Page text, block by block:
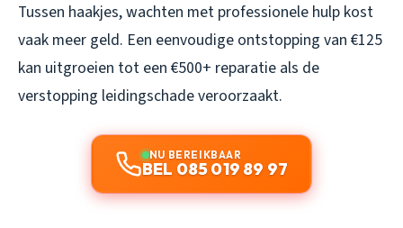
Tussen haakjes, wachten met professionele hulp kost
vaak meer geld. Een eenvoudige ontstopping van €125
kan uitgroeien tot een €500+ reparatie als de
verstopping leidingschade veroorzaakt.
NU BEREIKBAAR
BEL 085 019 89 97